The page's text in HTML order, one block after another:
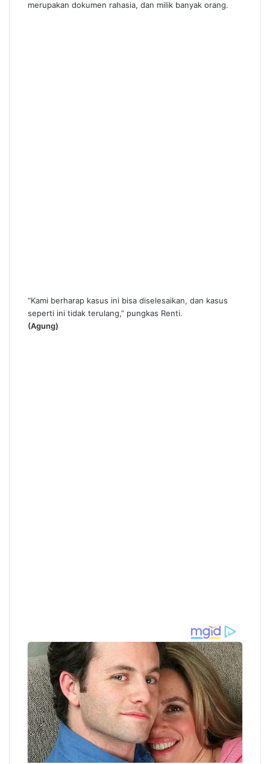
merupakan dokumen rahasia, dan milik banyak orang.
“Kami berharap kasus ini bisa diselesaikan, dan kasus
seperti ini tidak terulang,” pungkas Renti.
(Agung)